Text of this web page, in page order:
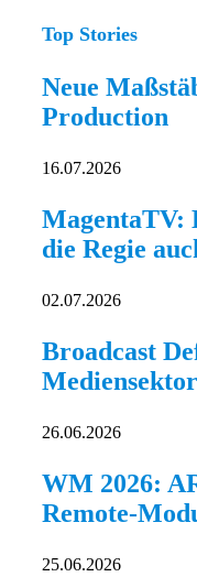
Top Stories
Neue
Production
16.07.2026
MagentaTV:
die Regie
02.07.2026
Broadcast
Mediensektor
26.06.2026
WM 2026:
Remote-
25.06.2026